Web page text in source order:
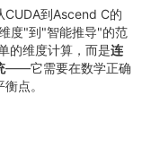
CUDA到Ascend C的
度"到"智能推导"的范
的维度计算，而是连
——它需要在数学正确
点。